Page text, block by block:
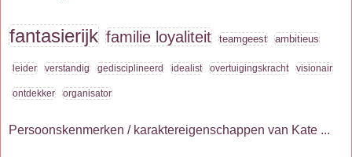
fantasierijk familie loyaliteit teamgeest ambitieus
leider verstandig gedisciplineerd idealist overtuigingskracht visionair
ontdekker organisator
Persoonskenmerken / karaktereigenschappen van Kate ...